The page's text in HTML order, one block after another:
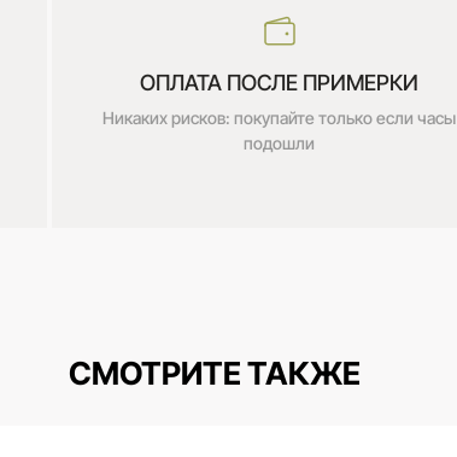
ОПЛАТА ПОСЛЕ ПРИМЕРКИ
Никаких рисков: покупайте только если часы
подошли
СМОТРИТЕ ТАКЖЕ